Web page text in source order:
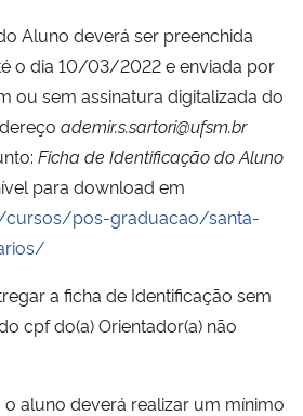
Regional
e dos Direitos Humanos
Aluno deverá ser preenchida
o dia 10/03/2022 e enviada por
ou sem assinatura digitalizada do
ademir.s.sartori@ufsm.br
Ficha de Identificação do Aluno
para download em
pos-graduacao/santa-
a ficha de Identificação sem
cpf do(a) Orientador(a) não
aluno deverá realizar um mínimo